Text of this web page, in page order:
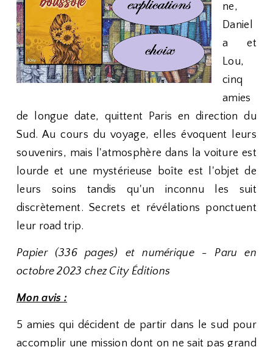
ne,
Daniel
a et
Lou,
cinq
amies
de longue date, quittent Paris en direction du
Sud. Au cours du voyage, elles évoquent leurs
souvenirs, mais l'atmosphère dans la voiture est
lourde et une mystérieuse boîte est l'objet de
leurs soins tandis qu'un inconnu les suit
discrètement. Secrets et révélations ponctuent
leur road trip.
Papier (336 pages) et numérique - Paru en
octobre 2023 chez City Éditions
Mon avis :
5 amies qui décident de partir dans le sud pour
accomplir une mission dont on ne sait pas grand